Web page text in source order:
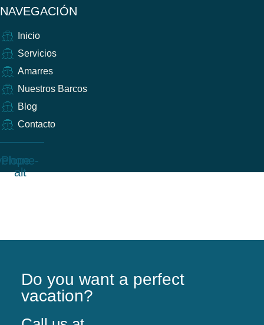
NAVEGACIÓN
Inicio
Servicios
Amarres
Nuestros Barcos
Blog
Contacto
Phone-
alt
Do you want a perfect
vacation?